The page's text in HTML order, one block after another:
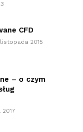
CFD
2015
– o czym